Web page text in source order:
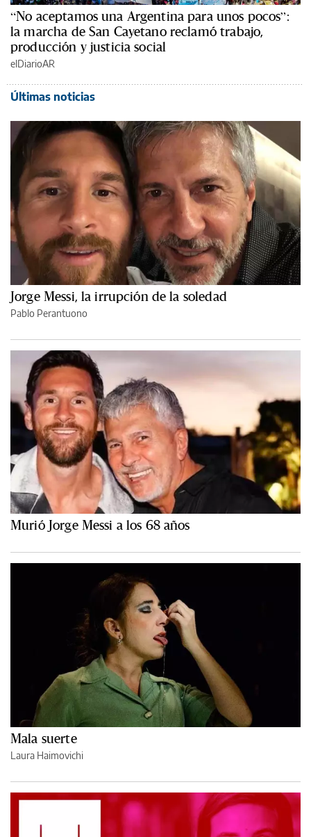
“No aceptamos una Argentina para unos pocos”:
la marcha de San Cayetano reclamó trabajo,
producción y justicia social
elDiarioAR
Últimas noticias
Jorge Messi, la irrupción de la soledad
Pablo Perantuono
Murió Jorge Messi a los 68 años
Mala suerte
Laura Haimovichi